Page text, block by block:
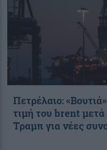
Πετρέλαιο:
τιμή του brent
Τραμπ για νέες